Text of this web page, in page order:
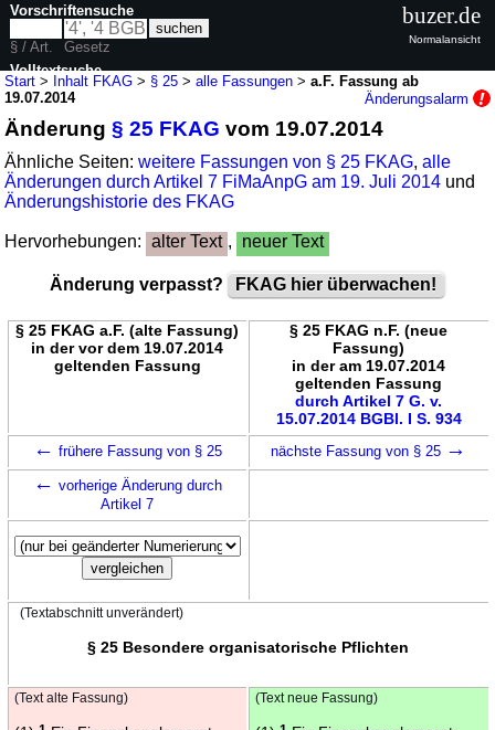
Start > Inhalt FKAG > § 25 >alle Fassungen >a.F. Fassung ab
19.07.2014
Änderungsalarm
Änderung§ 25 FKAG vom 19.07.2014
Ähnliche Seiten:weitere Fassungen von § 25 FKAG,alle
Änderungen durch Artikel 7 FiMaAnpG am 19. Juli 2014 und
Änderungshistorie des FKAG
Hervorhebungen: alter Text , neuer Text
Änderung verpasst? FKAG hier überwachen!
§ 25 FKAG a.F. (alte Fassung)
in der vor dem 19.07.2014
geltenden Fassung
§ 25 FKAG n.F. (neue
Fassung)
in der am 19.07.2014
geltenden Fassung
durch Artikel 7 G. v.
15.07.2014 BGBl. I S. 934
← frühere Fassung von § 25 nächste Fassung von § 25 →
← vorherige Änderung durch
Artikel 7
(Textabschnitt unverändert)
§ 25 Besondere organisatorische Pflichten
(Text alte Fassung) (Text neue Fassung)
Vorschriftensuche
§ / Art.
Gesetz
Volltextsuche
buzer.de
Normalansicht